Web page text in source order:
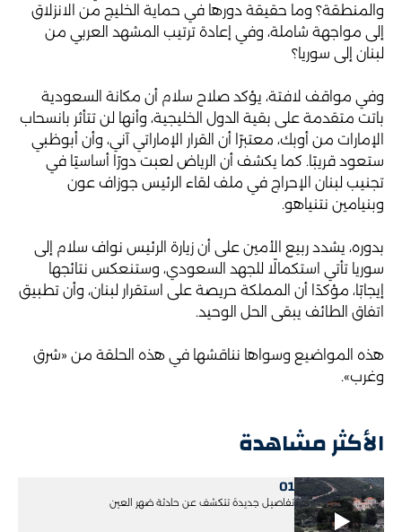
الأكثر مشاهدة
01
تفاصيل جديدة تتكشف عن حادثة ضهر العين
والمنطقة؟ وما حقيقة دورها في حماية الخليج من الانزلاق
إلى مواجهة شاملة، وفي إعادة ترتيب المشهد العربي من
لبنان إلى سوريا؟
وفي مواقف لافتة، يؤكد صلاح سلام أن مكانة السعودية
باتت متقدمة على بقية الدول الخليجية، وأنها لن تتأثر بانسحاب
الإمارات من أوبك، معتبرًا أن القرار الإماراتي آني، وأن أبوظبي
ستعود قريبًا. كما يكشف أن الرياض لعبت دورًا أساسيًا في
تجنيب لبنان الإحراج في ملف لقاء الرئيس جوزاف عون
وبنيامين نتنياهو.
بدوره، يشدد ربيع الأمين على أن زيارة الرئيس نواف سلام إلى
سوريا تأتي استكمالًا للجهد السعودي، وستنعكس نتائجها
إيجابًا، مؤكدًا أن المملكة حريصة على استقرار لبنان، وأن تطبيق
اتفاق الطائف يبقى الحل الوحيد.
هذه المواضيع وسواها نناقشها في هذه الحلقة من «شرق
وغرب».